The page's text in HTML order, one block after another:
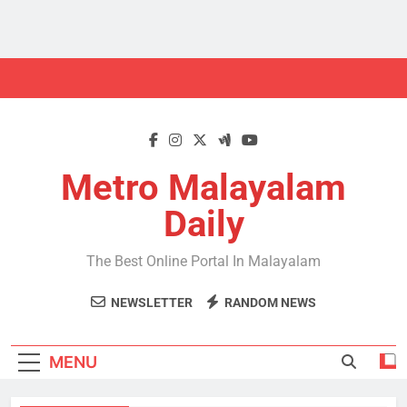
Metro Malayalam
Daily
The Best Online Portal In Malayalam
NEWSLETTER RANDOM NEWS
MENU